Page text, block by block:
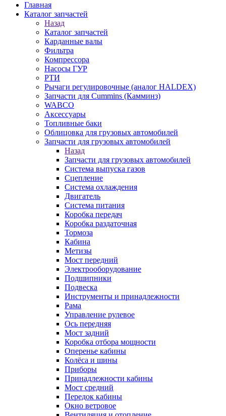
Главная
Каталог запчастей
Назад
Каталог запчастей
Карданные валы
Фильтра
Компрессора
Насосы ГУР
РТИ
Рычаги регулировочные (аналог HALDEX)
Запчасти для Cummins (Камминз)
WABCO
Аксессуары
Топливные баки
Облицовка для грузовых автомобилей
Запчасти для грузовых автомобилей
Назад
Запчасти для грузовых автомобилей
Система выпуска газов
Сцепление
Система охлаждения
Двигатель
Система питания
Коробка передач
Коробка раздаточная
Тормоза
Кабина
Метизы
Мост передний
Электрооборудование
Подшипники
Подвеска
Инструменты и принадлежности
Рама
Управление рулевое
Ось передняя
Мост задний
Коробка отбора мощности
Оперенье кабины
Колёса и шины
Приборы
Принадлежности кабины
Мост средний
Передок кабины
Окно ветровое